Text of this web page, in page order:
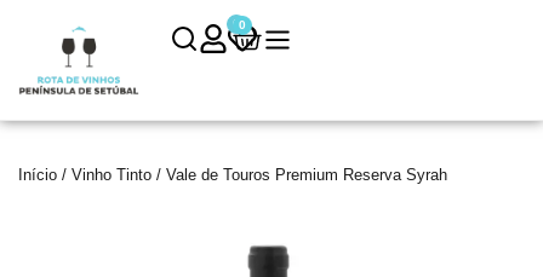
00
Início / Vinho Tinto / Vale de Touros Premium Reserva Syrah